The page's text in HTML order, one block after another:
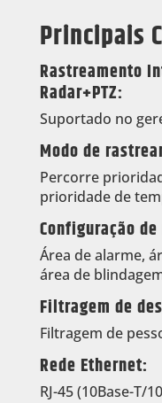
Principais
Rastreamento
Radar+PTZ:
Suportado no
Modo de
Percorre
prioridade de
Configuração
Área de alarme,
área de
Filtragem de
Filtragem de
Rede Ethernet:
RJ-45 (10Base-T/